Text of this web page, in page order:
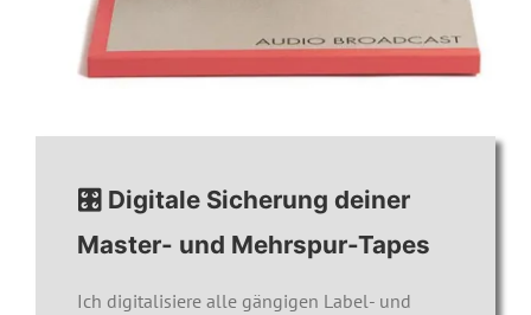
🎛️ Digitale Sicherung deiner
Master- und Mehrspur-Tapes
Ich digitalisiere alle gängigen Label- und